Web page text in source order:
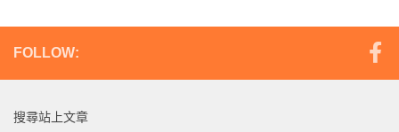
FOLLOW:
搜尋站上文章